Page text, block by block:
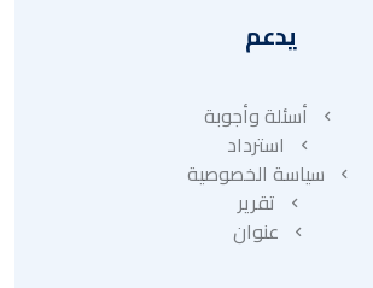
يدعم
أسئلة وأجوبة
استرداد
سياسة الخصوصية
تقرير
عنوان